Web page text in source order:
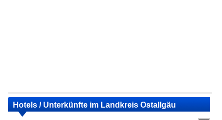
Hotels / Unterkünfte im Landkreis Ostallgäu